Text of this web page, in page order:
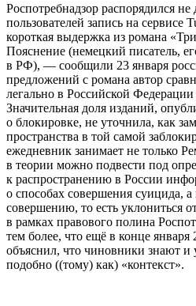
Роспотребнадзор распорядился
пользователей запись на сервисе
короткая выдержка из романа
Пояснение (немецкий писатель,
в РФ), — сообщили 23 января
предложений с романа автор
легально в Российской
Значительная доля изданий,
о блокировке, не уточнила, как
пространства в той самой
ежедневник занимает не только
в теории можно подвести под
к распространению в России
о способах совершения суицида,
совершению, то есть уклониться
в рамках правового полина
тем более, что ещё в конце
объяснил, что чиновники знают и
подобно ((тому) как) «контекст».